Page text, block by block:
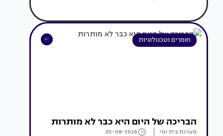
חומרים וטכנולוגיות
הבריכה של היום היא כבר לא מותרות
מערכת בית ונוי 05-08-2026